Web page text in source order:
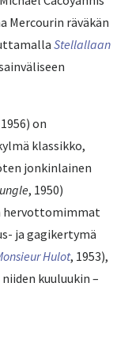
Mercourin räväkän
Stellallaan
on
klassikko,
jonkinlainen
, 1950)
hervottomimmat
ja gagikertymä
Hulot, 1953),
kuuluukin –